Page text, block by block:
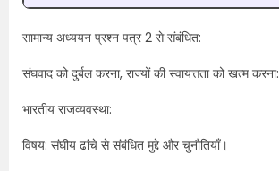
सामान्य अध्ययन प्रश्न पत्र 2 से संबंधित:
संघवाद को दुर्बल करना, राज्यों की स्वायत्तता को खत्म करना:
भारतीय राजव्यवस्था:
विषय: संघीय ढांचे से संबंधित मुद्दे और चुनौतियाँ।